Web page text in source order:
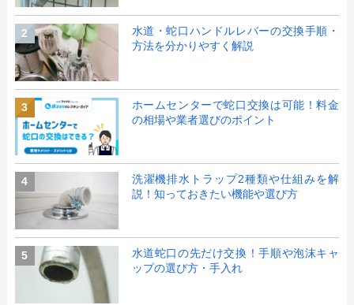
2
水道・蛇口ハンドルレバーの交換手順・
方法を分かりやすく解説
3
ホームセンターで蛇口交換は可能！料金
の相場や業者選びのポイント
4
洗濯機排水トラップ2種類や仕組みを解
説！知っておきたい機能や選び方
5
水道蛇口の先だけ交換！手順や泡沫キャ
ップの選び方・手入れ